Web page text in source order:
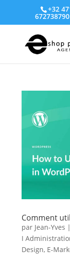
+32
672738790
Comment
par Jean-Yves |
I
Design, E-